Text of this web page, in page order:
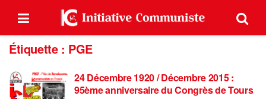
Étiquette : PGE
24 Décembre 1920 / Décembre 2015 :
95ème anniversaire du Congrès de Tours